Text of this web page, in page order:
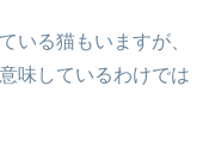
いる猫もいますが、
味しているわけでは